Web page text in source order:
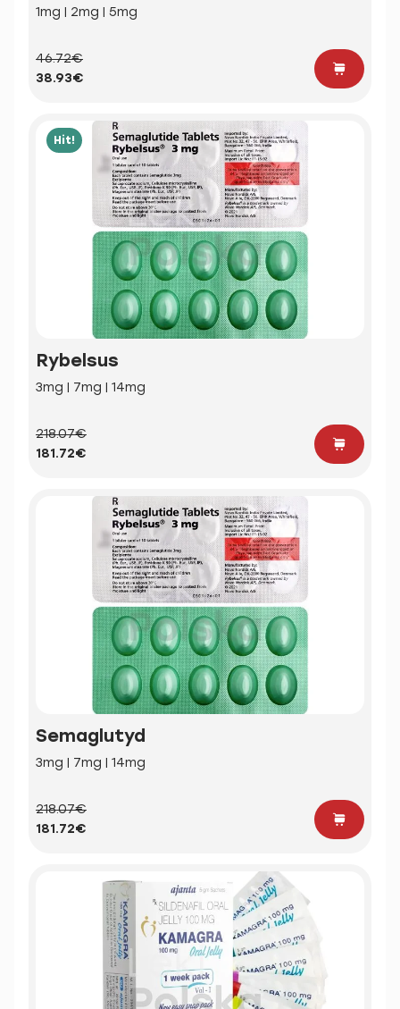
1mg | 2mg | 5mg
46.72€
38.93€
Hit!
Rybelsus
3mg | 7mg | 14mg
218.07€
181.72€
Semaglutyd
3mg | 7mg | 14mg
218.07€
181.72€